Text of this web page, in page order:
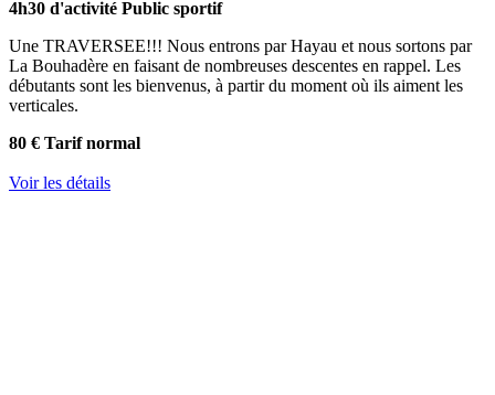
4h30 d'activité Public sportif
Une TRAVERSEE!!! Nous entrons par Hayau et nous sortons par
La Bouhadère en faisant de nombreuses descentes en rappel. Les
débutants sont les bienvenus, à partir du moment où ils aiment les
verticales.
80 € Tarif normal
Voir les détails